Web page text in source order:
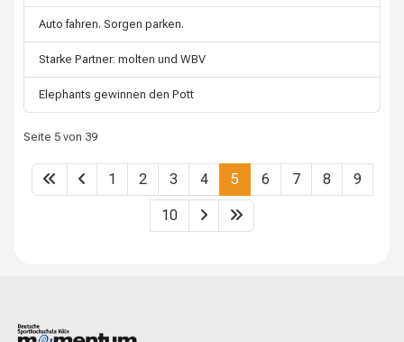
Auto fahren. Sorgen parken.
Starke Partner: molten und WBV
Elephants gewinnen den Pott
Seite 5 von 39
1 2 3 4 5 6 7 8 9
10